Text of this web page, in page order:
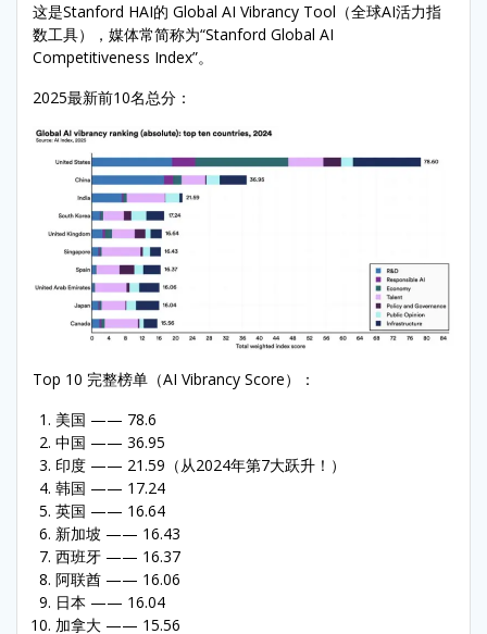
这是Stanford HAI的 Global AI Vibrancy Tool（全球AI活力指
数工具），媒体常简称为“Stanford Global AI
Competitiveness Index”。
2025最新前10名总分：
Top 10 完整榜单（AI Vibrancy Score）：
美国 —— 78.6
中国 —— 36.95
印度 —— 21.59（从2024年第7大跃升！）
韩国 —— 17.24
英国 —— 16.64
新加坡 —— 16.43
西班牙 —— 16.37
阿联酋 —— 16.06
日本 —— 16.04
加拿大 —— 15.56